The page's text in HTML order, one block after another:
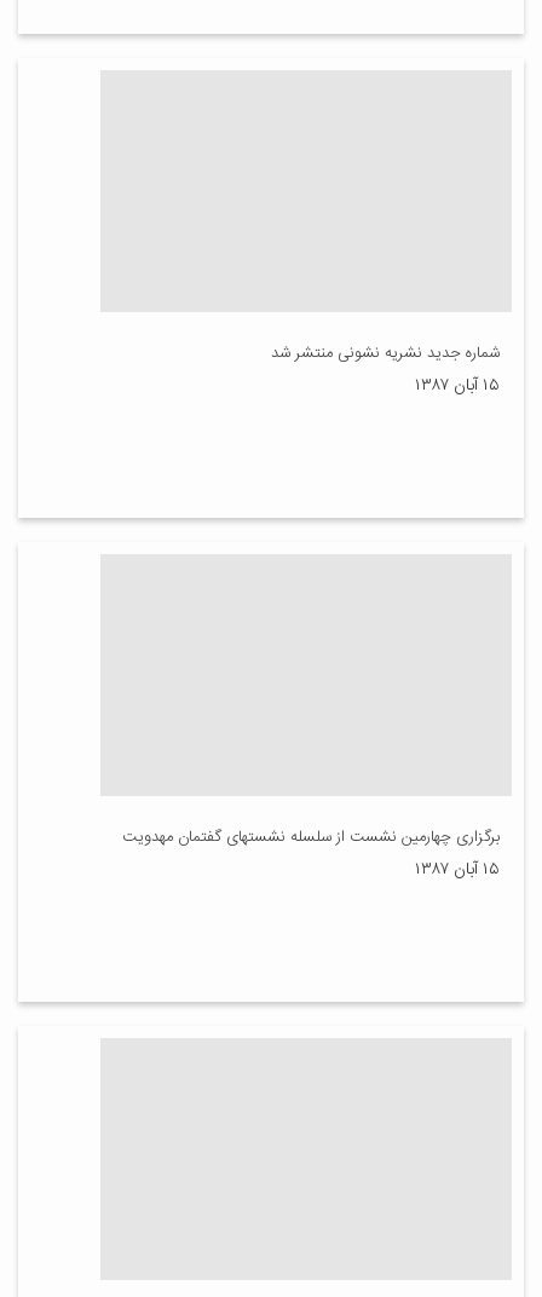
شماره جدید نشریه نشونی منتشر شد
۱۵ آبان ۱۳۸۷
برگزاری چهارمین نشست از سلسله نشستهای گفتمان مهدویت
۱۵ آبان ۱۳۸۷